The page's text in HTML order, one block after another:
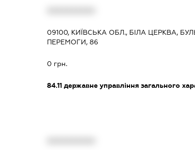
09100, КИЇВСЬКА ОБЛ., БІЛА ЦЕРКВА,
ПЕРЕМОГИ, 86
0 грн.
84.11 державне управління загального